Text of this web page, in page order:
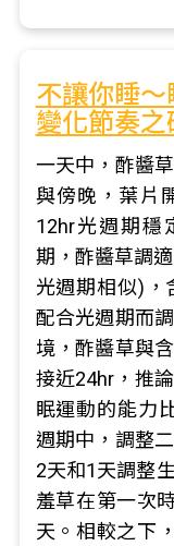
不讓你睡
變化節奏之
一天中，酢醬
與傍晚，葉片
12hr光週期穩
期，酢醬草調
光週期相似)，
配合光週期而
境，酢醬草與
接近24hr，推
眠運動的能力
週期中，調整
2天和1天調整
羞草在第一次
天。相較之下